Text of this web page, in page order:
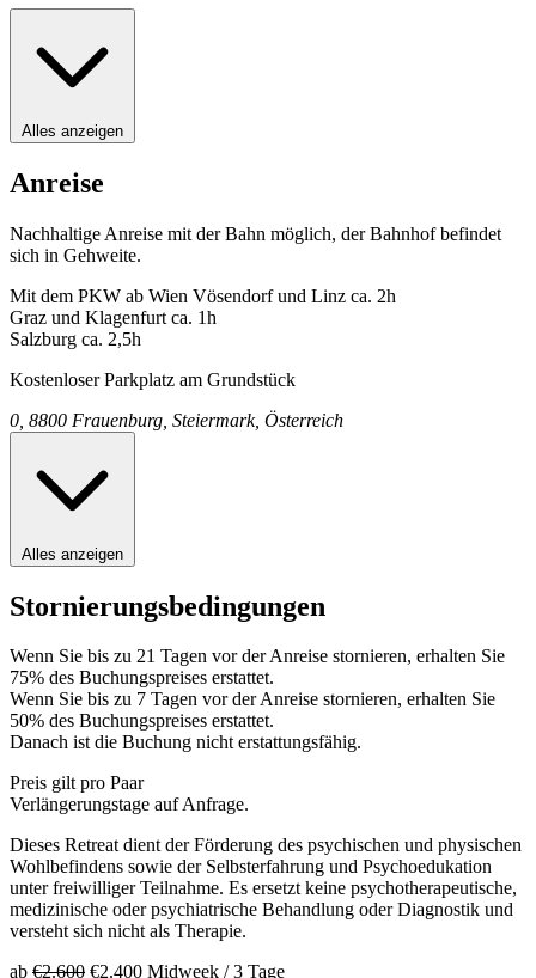
Alles anzeigen
Anreise
Nachhaltige Anreise mit der Bahn möglich, der Bahnhof befindet
sich in Gehweite.
Mit dem PKW ab Wien Vösendorf und Linz ca. 2h
Graz und Klagenfurt ca. 1h
Salzburg ca. 2,5h
Kostenloser Parkplatz am Grundstück
0, 8800 Frauenburg, Steiermark, Österreich
Alles anzeigen
Stornierungsbedingungen
Wenn Sie bis zu 21 Tagen vor der Anreise stornieren, erhalten Sie
75% des Buchungspreises erstattet.
Wenn Sie bis zu 7 Tagen vor der Anreise stornieren, erhalten Sie
50% des Buchungspreises erstattet.
Danach ist die Buchung nicht erstattungsfähig.
Preis gilt pro Paar
Verlängerungstage auf Anfrage.
Dieses Retreat dient der Förderung des psychischen und physischen
Wohlbefindens sowie der Selbsterfahrung und Psychoedukation
unter freiwilliger Teilnahme. Es ersetzt keine psychotherapeutische,
medizinische oder psychiatrische Behandlung oder Diagnostik und
versteht sich nicht als Therapie.
ab €2.600 €2.400 Midweek /3 Tage